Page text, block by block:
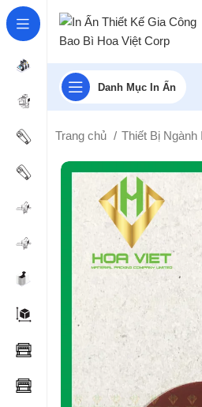
Danh Mục In Ấn
Trang chủ Thiết Bị Ngành